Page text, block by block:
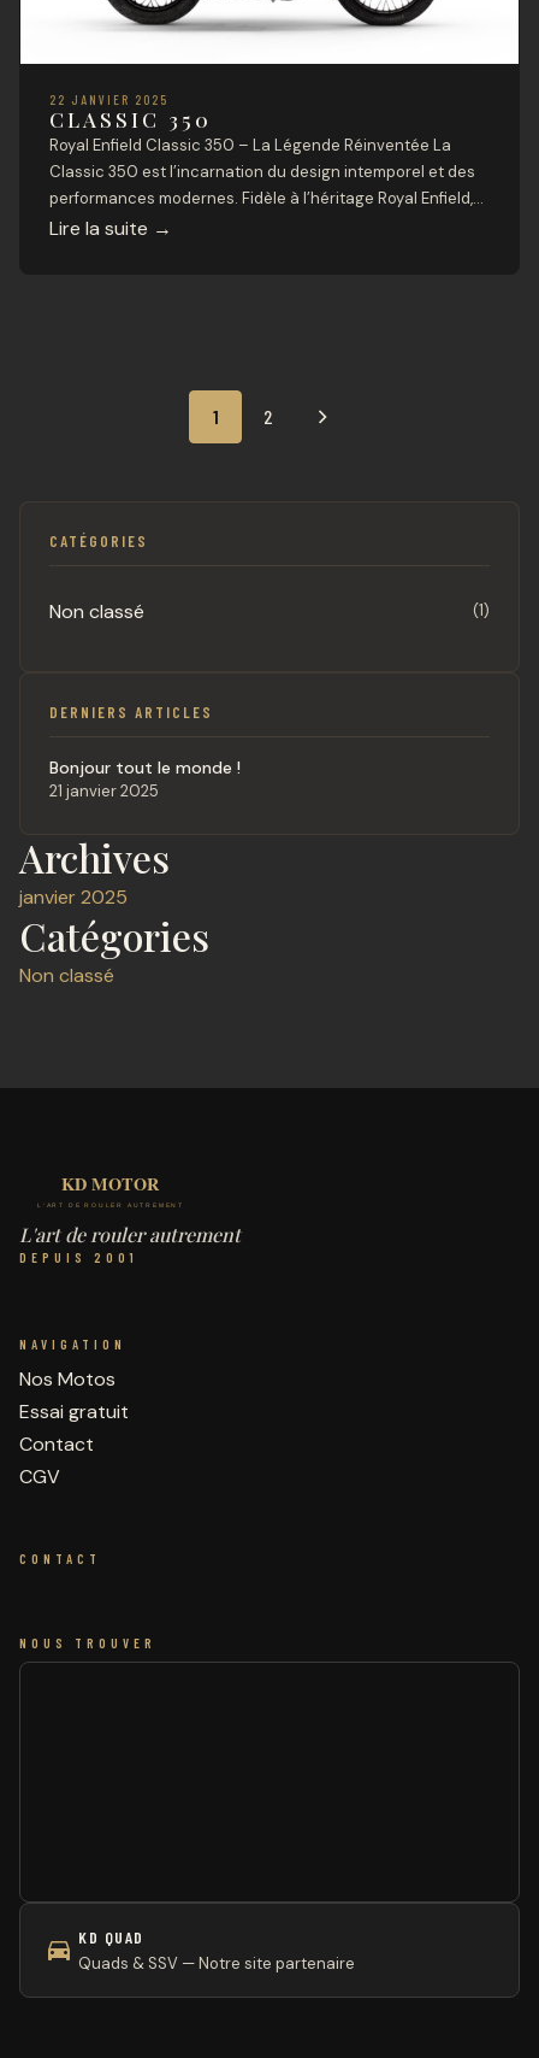
22 JANVIER 2025
CLASSIC 350
Royal Enfield Classic 350 – La Légende Réinventée La
Classic 350 est l’incarnation du design intemporel et des
performances modernes. Fidèle à l’héritage Royal Enfield,
cette moto associe un style classique à des
Lire la suite →
1 2 SUIVANT
CATÉGORIES
Non classé (1)
DERNIERS ARTICLES
Bonjour tout le monde !
21 janvier 2025
Archives
janvier 2025
Catégories
Non classé
L'art de rouler autrement
DEPUIS 2001
NAVIGATION
Nos Motos
Essai gratuit
Contact
CGV
CONTACT
NOUS TROUVER
KD QUAD
Quads & SSV — Notre site partenaire